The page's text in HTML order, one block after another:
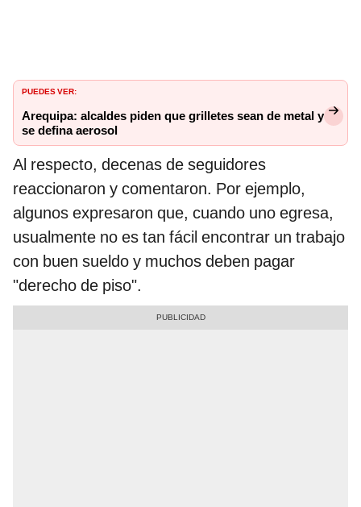
PUEDES VER:
Arequipa: alcaldes piden que grilletes sean de metal y
se defina aerosol
Al respecto, decenas de seguidores
reaccionaron y comentaron. Por ejemplo,
algunos expresaron que, cuando uno egresa,
usualmente no es tan fácil encontrar un trabajo
con buen sueldo y muchos deben pagar
"derecho de piso".